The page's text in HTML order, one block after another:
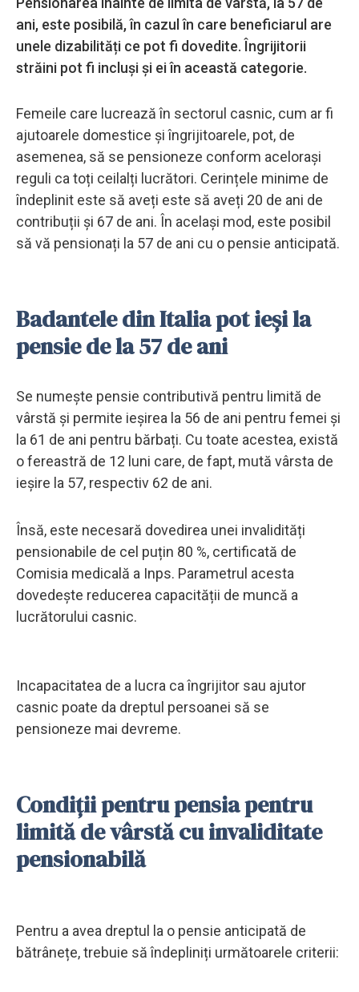
ani, este posibilă, în cazul în care beneficiarul are
unele dizabilități ce pot fi dovedite. Îngrijitorii
străini pot fi incluși și ei în această categorie.
Femeile care lucrează în sectorul casnic, cum ar fi
ajutoarele domestice și îngrijitoarele, pot, de
asemenea, să se pensioneze conform acelorași
reguli ca toți ceilalți lucrători. Cerințele minime de
îndeplinit este să aveți este să aveți 20 de ani de
contribuții și 67 de ani. În același mod, este posibil
să vă pensionați la 57 de ani cu o pensie anticipată.
Badantele din Italia pot ieși la
pensie de la 57 de ani
Se numește pensie contributivă pentru limită de
vârstă și permite ieșirea la 56 de ani pentru femei și
la 61 de ani pentru bărbați. Cu toate acestea, există
o fereastră de 12 luni care, de fapt, mută vârsta de
ieșire la 57, respectiv 62 de ani.
Însă, este necesară dovedirea unei invalidități
pensionabile de cel puțin 80 %, certificată de
Comisia medicală a Inps. Parametrul acesta
dovedește reducerea capacității de muncă a
lucrătorului casnic.
Incapacitatea de a lucra ca îngrijitor sau ajutor
casnic poate da dreptul persoanei să se
pensioneze mai devreme.
Condiții pentru pensia pentru
limită de vârstă cu invaliditate
pensionabilă
Pentru a avea dreptul la o pensie anticipată de
bătrânețe, trebuie să îndepliniți următoarele criterii: